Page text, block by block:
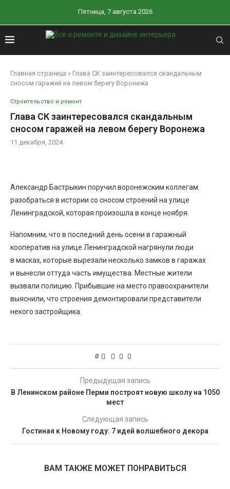
Пятница, 7 августа 2026
Главная страница » Глава СК заинтересовался скандальным
сносом гаражей на левом берегу Воронежа
Строительство и ремонт
Глава СК заинтересовался скандальным
сносом гаражей на левом берегу Воронежа
11 декабря, 2024
Александр Бастрыкин поручил воронежским коллегам
разобраться в истории со сносом строений на улице
Ленинградской, которая произошла в конце ноября.
Напомним, что в последний день осени в гаражный
кооператив на улице Ленинградской нагрянули люди
в масках, которые вырезали несколько замков в гаражах
и вынесли оттуда часть имущества. Местные жители
вызвали полицию. Прибывшие на место правоохранители
выяснили, что строения демонтировали представители
некого застройщика.
0
Предыдущая запись
В Ленинском районе Перми построят новую школу на 1050
мест
Следующая запись
Гостиная к Новому году: 7 идей волшебного декора
ВАМ ТАКЖЕ МОЖЕТ ПОНРАВИТЬСЯ